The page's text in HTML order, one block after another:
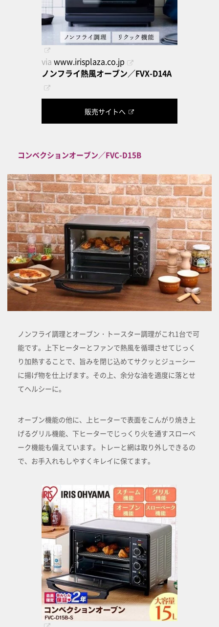
via www.irisplaza.co.jp
ノンフライ熱風オーブン／FVX-D14A
販売サイトへ
コンベクションオーブン／FVC-D15B
ノンフライ調理とオーブン・トースター調理がこれ1台で可
能です。上下ヒーターとファンで熱風を循環させてじっく
り加熱することで、旨みを閉じ込めてサクッとジューシー
に揚げ物を仕上げます。その上、余分な油を適度に落とせ
てヘルシーに。
オーブン機能の他に、上ヒーターで表面をこんがり焼き上
げるグリル機能、下ヒーターでじっくり火を通すスローベ
ーク機能も備えています。トレーと網は取り外しできるの
で、お手入れもしやすくキレイに保てます。